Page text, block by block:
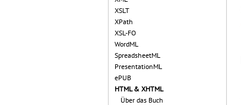
XSLT
XPath
XSL-FO
WordML
SpreadsheetML
PresentationML
ePUB
HTML & XHTML
Über das Buch